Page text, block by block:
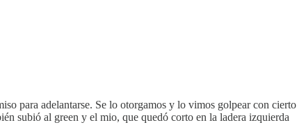
para adelantarse. Se lo otorgamos y lo vimos golpear con cierto
subió al green y el mio, que quedó corto en la ladera izquierda